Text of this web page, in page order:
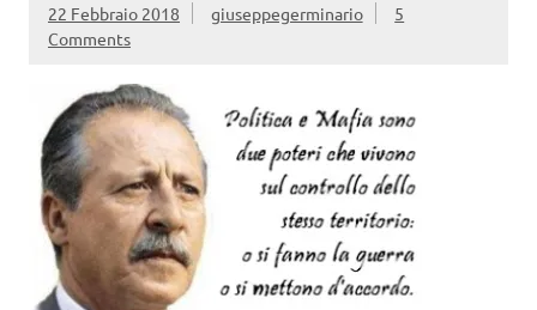
22 Febbraio 2018 giuseppegerminario
5
Comments